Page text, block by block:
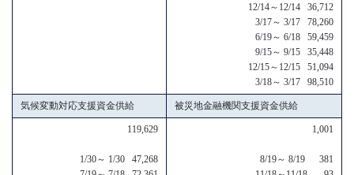
12/14～12/14 36,712
3/17～ 3/17 78,260
6/19～ 6/18 59,459
9/15～ 9/15 35,448
12/15～12/15 51,094
3/18～ 3/17 98,510
気候変動対応支援資金供給 被災地金融機関支援資金供給
119,629
1/30～ 1/30 47,268
1,001
8/19～ 8/19 381